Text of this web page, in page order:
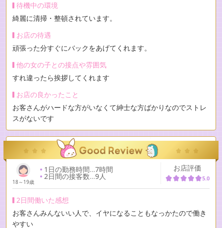
待機中の環境
綺麗に清掃・整頓されています。
お店の待遇
頑張った分すぐにバックをあげてくれます。
他の女の子との接点や雰囲気
すれ違ったら挨拶してくれます
お店の良かったこと
お客さんがハードな方がいなくて紳士な方ばかりなのでストレ
スがないです
18～19歳
1日の勤務時間…7時間
2日間の接客数…9人
お店評価
5.0
2日間働いた感想
お客さんみんないい人で、イヤになることもなっかたので働き
やすい